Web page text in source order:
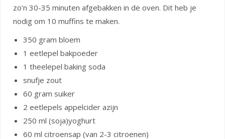
zo’n 30-35 minuten afgebakken in de oven. Dit heb je
nodig om 10 muffins te maken.
350 gram bloem
1 eetlepel bakpoeder
1 theelepel baking soda
snufje zout
60 gram suiker
2 eetlepels appelcider azijn
250 ml (soja)yoghurt
60 ml citroensap (van 2-3 citroenen)